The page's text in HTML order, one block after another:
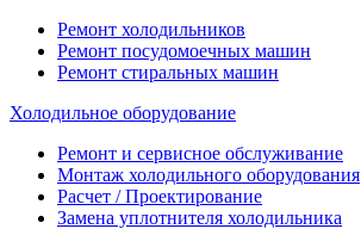
Ремонт холодильников
Ремонт посудомоечных машин
Ремонт стиральных машин
Холодильное оборудование
Ремонт и сервисное обслуживание
Монтаж холодильного оборудования
Расчет / Проектирование
Замена уплотнителя холодильника